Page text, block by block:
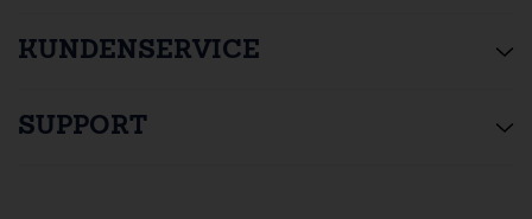
KUNDENSERVICE
SUPPORT